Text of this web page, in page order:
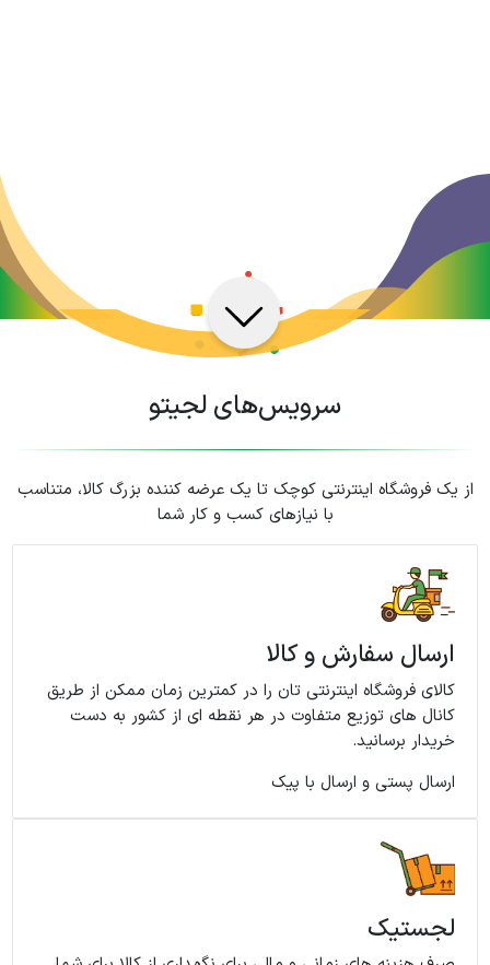
سرویس‌های لجیتو
از یک فروشگاه اینترنتی کوچک تا یک عرضه کننده بزرگ کالا، متناسب
با نیازهای کسب و کار شما
ارسال سفارش و کالا
کالای فروشگاه اینترنتی تان را در کمترین زمان ممکن از طریق
کانال های توزیع متفاوت در هر نقطه ای از کشور به دست
خریدار برسانید.
ارسال پستی و ارسال با پیک
لجستیک